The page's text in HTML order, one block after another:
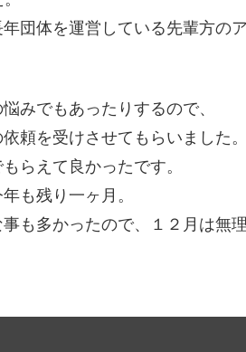
団体を運営している先輩方の
みでもあったりするので、
頼を受けさせてもらいました。
らえて良かったです。
も残り一ヶ月。
も多かったので、１２月は無